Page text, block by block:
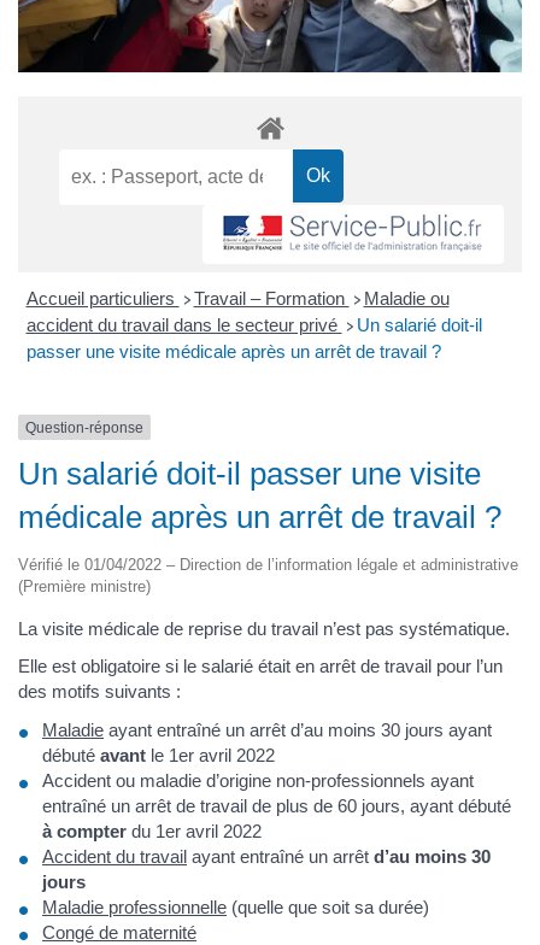
Accueil particuliers > Travail – Formation > Maladie ou
accident du travail dans le secteur privé > Un salarié doit-il
passer une visite médicale après un arrêt de travail ?
Question-réponse
Un salarié doit-il passer une visite
médicale après un arrêt de travail ?
Vérifié le 01/04/2022 – Direction de l’information légale et administrative
(Première ministre)
La visite médicale de reprise du travail n’est pas systématique.
Elle est obligatoire si le salarié était en arrêt de travail pour l’un
des motifs suivants :
Maladie ayant entraîné un arrêt d’au moins 30 jours ayant
débuté avant le 1er avril 2022
Accident ou maladie d’origine non-professionnels ayant
entraîné un arrêt de travail de plus de 60 jours, ayant débuté
à compter du 1er avril 2022
Accident du travail ayant entraîné un arrêt d’au moins 30
jours
Maladie professionnelle (quelle que soit sa durée)
Congé de maternité